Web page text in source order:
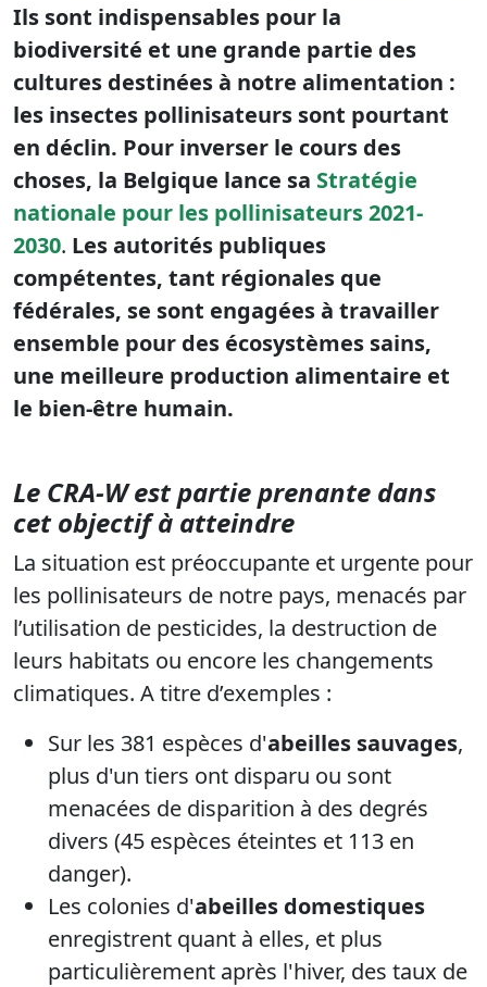
Ils sont indispensables pour la
biodiversité et une grande partie des
cultures destinées à notre alimentation :
les insectes pollinisateurs sont pourtant
en déclin. Pour inverser le cours des
choses, la Belgique lance sa Stratégie
nationale pour les pollinisateurs2021-
2030. Les autorités publiques
compétentes, tant régionales que
fédérales, se sont engagées à travailler
ensemble pour des écosystèmes sains,
une meilleure production alimentaire et
le bien-être humain.
Le CRA-W est partie prenante dans
cet objectif à atteindre
La situation est préoccupante et urgente pour
les pollinisateurs de notre pays, menacés par
l’utilisation de pesticides, la destruction de
leurs habitats ou encore les changements
climatiques. A titre d’exemples :
Sur les 381 espèces d'abeilles sauvages,
plus d'un tiers ont disparu ou sont
menacées de disparition à des degrés
divers (45 espèces éteintes et 113 en
danger).
Les colonies d'abeilles domestiques
enregistrent quant à elles, et plus
particulièrement après l'hiver, des taux de